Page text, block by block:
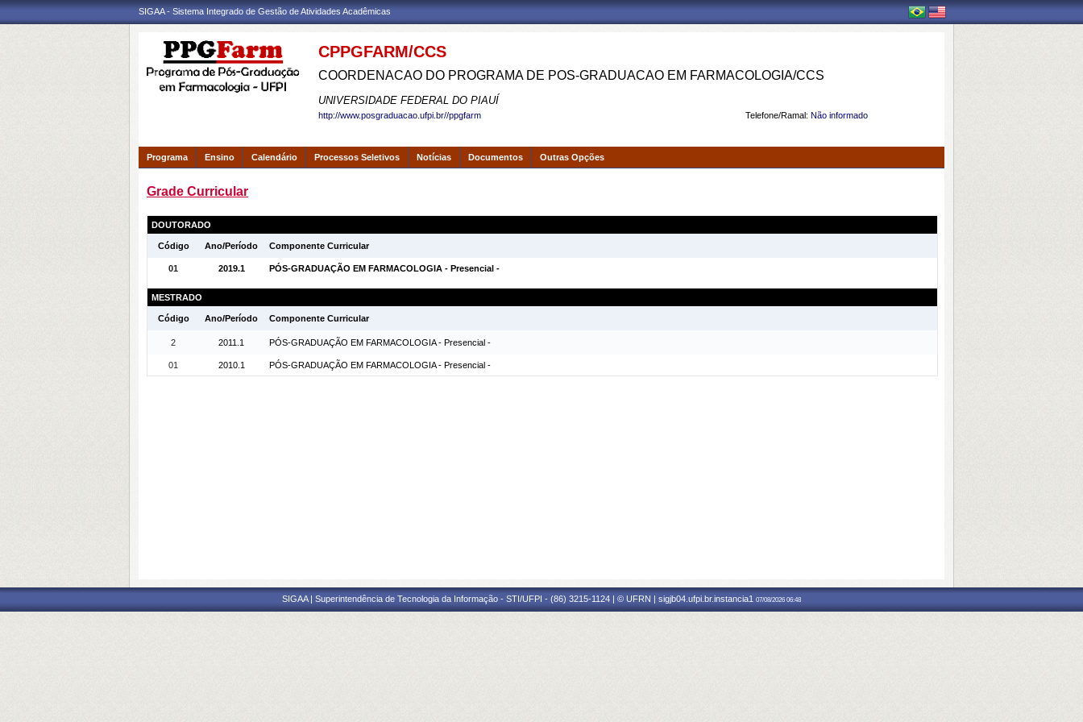
SIGAA - Sistema Integrado de Gestão de Atividades Acadêmicas
CPPGFARM/CCS
COORDENACAO DO PROGRAMA DE POS-GRADUACAO EM FARMACOLOGIA/CCS
UNIVERSIDADE FEDERAL DO PIAUÍ
Telefone/Ramal: Não informado
http://www.posgraduacao.ufpi.br//ppgfarm
Programa Ensino Calendário Processos Seletivos Notícias Documentos Outras Opções
Grade Curricular
DOUTORADO
Código Ano/Período Componente Curricular
01 2019.1 PÓS-GRADUAÇÃO EM FARMACOLOGIA - Presencial -
MESTRADO
Código Ano/Período Componente Curricular
2 2011.1 PÓS-GRADUAÇÃO EM FARMACOLOGIA - Presencial -
01 2010.1 PÓS-GRADUAÇÃO EM FARMACOLOGIA - Presencial -
SIGAA | Superintendência de Tecnologia da Informação - STI/UFPI - (86) 3215-1124 | © UFRN | sigjb04.ufpi.br.instancia1 07/08/2026 06:48